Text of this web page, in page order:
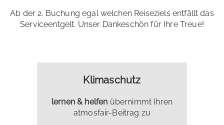
Ab der 2. Buchung egal welchen Reiseziels entfällt das
Serviceentgelt. Unser Dankeschön für Ihre Treue!
Klimaschutz
lernen & helfen übernimmt Ihren
atmosfair-Beitrag zu